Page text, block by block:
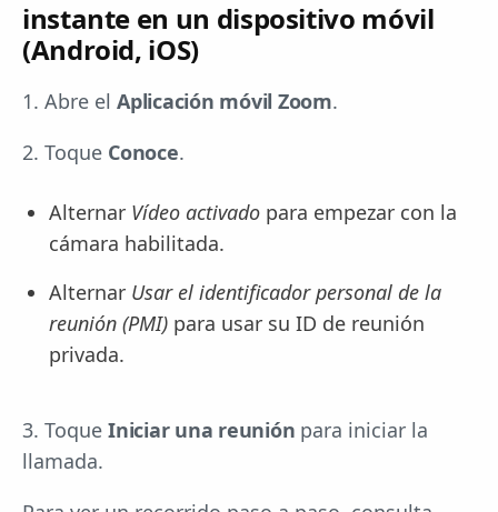
instante en un dispositivo móvil
(Android, iOS)
1. Abre el Aplicación móvil Zoom.
2. Toque Conoce.
Alternar Vídeo activado para empezar con la
cámara habilitada.
Alternar Usar el identificador personal de la
reunión (PMI) para usar su ID de reunión
privada.
3. Toque Iniciar una reunión para iniciar la
llamada.